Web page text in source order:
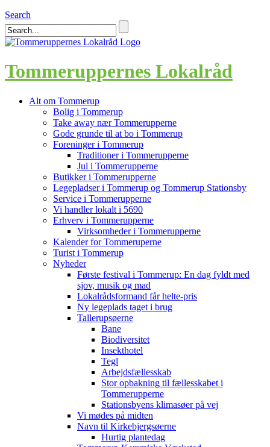
Search
Tommeruppernes Lokalråd
Alt om Tommerup
Bolig i Tommerup
Take away nær Tommerupperne
Gode grunde til at bo i Tommerup
Foreninger i Tommerup
Traditioner i Tommerupperne
Jul i Tommerupperne
Butikker i Tommerupperne
Legepladser i Tommerup og Tommerup Stationsby
Service i Tommerupperne
Vi handler lokalt i 5690
Erhverv i Tommerupperne
Virksomheder i Tommerupperne
Kalender for Tommeruperne
Turist i Tommerup
Nyheder
Første festival i Tommerup: En dag fyldt med
sjov, musik og mad
Lokalrådsformand får helte-pris
Ny legeplads taget i brug
Tallerupsøerne
Bane
Biodiversitet
Insekthotel
Tegl
Arbejdsfællesskab
Stor opbakning til fællesskabet i
Tommerupperne
Stationsbyens klimasøer på vej
Vi mødes på midten
Navn til Kirkebjergsøerne
Hurtig plantedag